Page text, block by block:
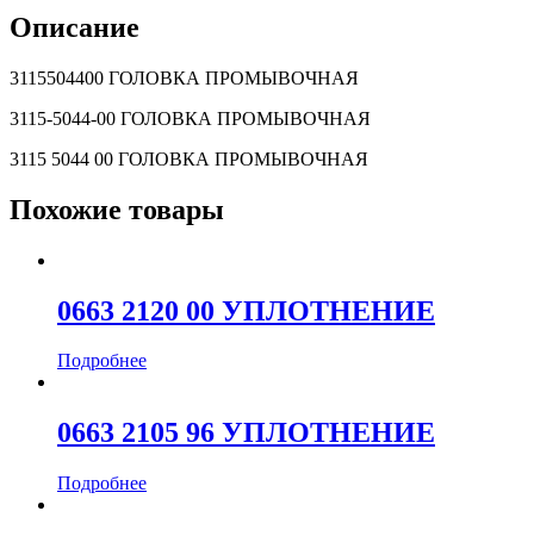
Описание
3115504400 ГОЛОВКА ПРОМЫВОЧНАЯ
3115-5044-00 ГОЛОВКА ПРОМЫВОЧНАЯ
3115 5044 00 ГОЛОВКА ПРОМЫВОЧНАЯ
Похожие товары
0663 2120 00 УПЛОТНЕНИЕ
Подробнее
0663 2105 96 УПЛОТНЕНИЕ
Подробнее